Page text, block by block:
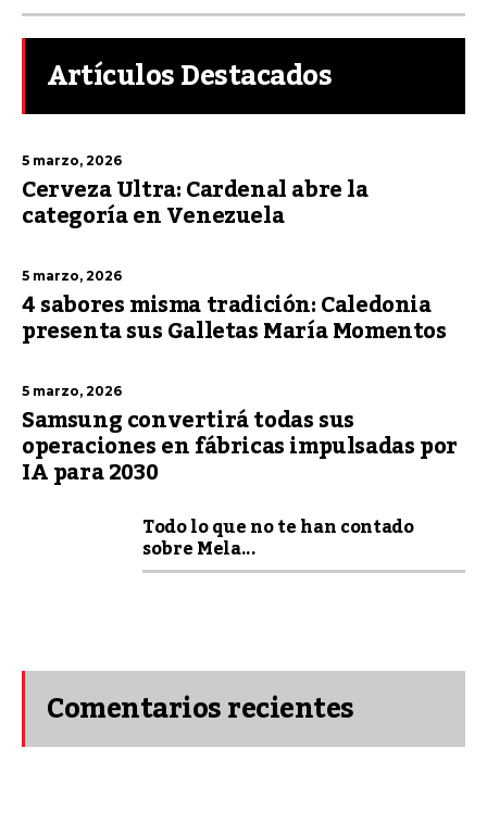
Artículos Destacados
5 marzo, 2026
Cerveza Ultra: Cardenal abre la
categoría en Venezuela
5 marzo, 2026
4 sabores misma tradición: Caledonia
presenta sus Galletas María Momentos
5 marzo, 2026
Samsung convertirá todas sus
operaciones en fábricas impulsadas por
IA para 2030
Todo lo que no te han contado
sobre Mela...
Comentarios recientes